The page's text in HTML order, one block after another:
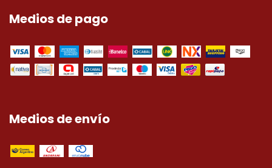
Medios de pago
Medios de envío